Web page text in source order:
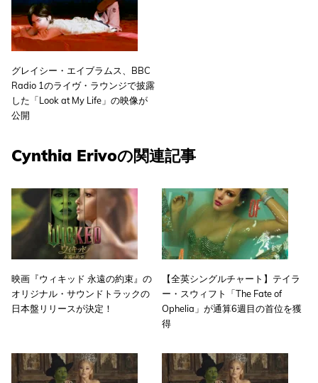
グレイシー・エイブラムス、BBC
Radio 1のライヴ・ラウンジで披露
した「Look at My Life」の映像が
公開
Cynthia Erivoの関連記事
映画『ウィキッド 永遠の約束』の
オリジナル・サウンドトラックの
日本盤リリースが決定！
【全英シングルチャート】テイラ
ー・スウィフト「The Fate of
Ophelia」が通算6週目の首位を獲
得